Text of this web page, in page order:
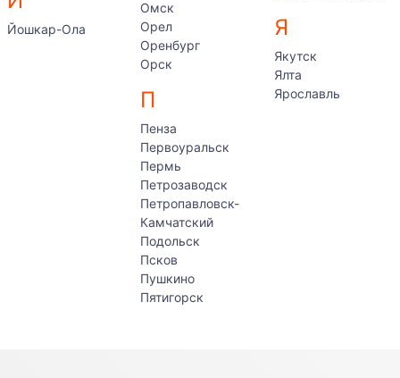
Йошкар-Ола
Омск
Орел
Оренбург
Орск
П
Пенза
Первоуральск
Пермь
Петрозаводск
Петропавловск-
Камчатский
Подольск
Псков
Пушкино
Пятигорск
Я
Якутск
Ялта
Ярославль